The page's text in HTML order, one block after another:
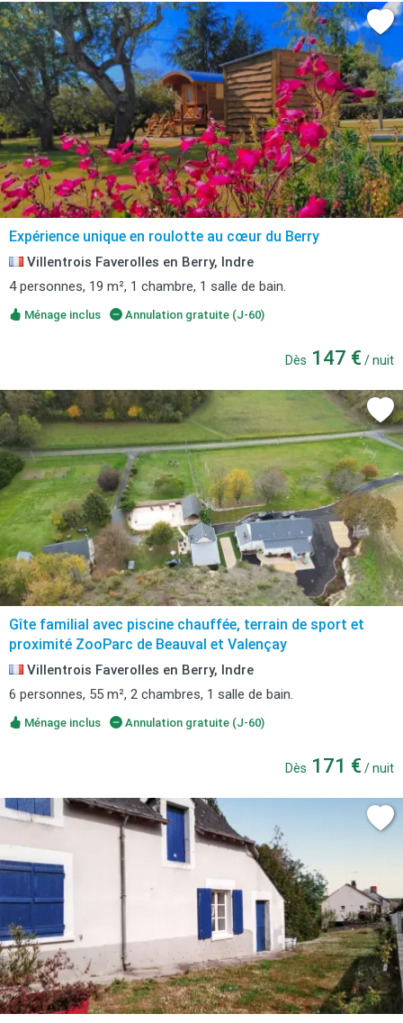
Expérience unique en roulotte au cœur du Berry
Villentrois Faverolles en Berry, Indre
4 personnes, 19 m², 1 chambre, 1 salle de bain.
Ménage inclus Annulation gratuite (J-60)
Dès 147 € / nuit
Gîte familial avec piscine chauffée, terrain de sport et
proximité ZooParc de Beauval et Valençay
Villentrois Faverolles en Berry, Indre
6 personnes, 55 m², 2 chambres, 1 salle de bain.
Ménage inclus Annulation gratuite (J-60)
Dès 171 € / nuit